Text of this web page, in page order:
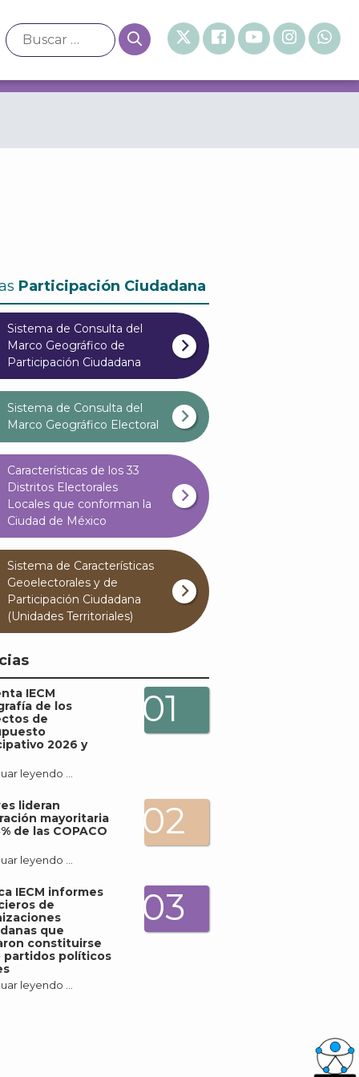
Participación Ciudadana
Sistema de Consulta del
Marco Geográfico de
Participación Ciudadana
Sistema de Consulta del
Marco Geográfico Electoral
Características de los 33
Distritos Electorales
Locales que conforman la
Ciudad de México
Sistema de Características
Geoelectorales y de
Participación Ciudadana
(Unidades Territoriales)
IECM
de los
de
2026 y
leyendo …
01
lideran
mayoritaria
de las COPACO
leyendo …
02
IECM informes
de
que
constituirse
partidos políticos
leyendo …
03